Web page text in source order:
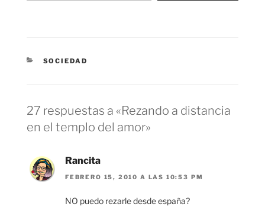
CATEGORÍAS
SOCIEDAD
27 respuestas a «Rezando a distancia
en el templo del amor»
Rancita
FEBRERO 15, 2010 A LAS 10:53 PM
NO puedo rezarle desde españa?